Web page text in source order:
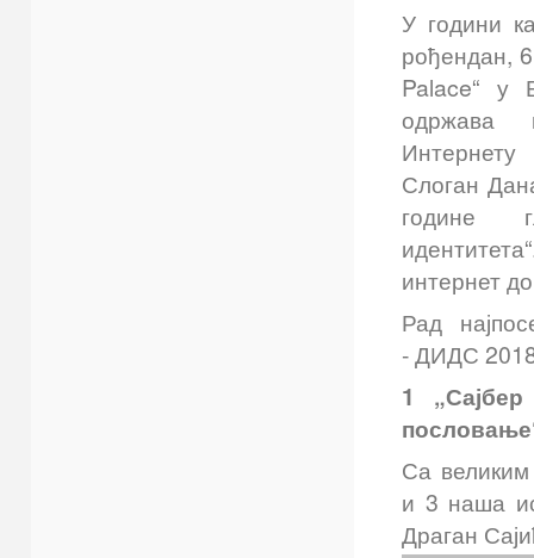
У години
рођендан,
Palace“ у
одржава
Слоган
године
интернет
Рад
- ДИДС
1
Са
и 3 наша
Драган